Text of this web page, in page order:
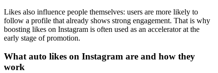
Likes also influence people themselves: users are more likely to
follow a profile that already shows strong engagement. That is why
boosting likes on Instagram is often used as an accelerator at the
early stage of promotion.
What auto likes on Instagram are and how they
work